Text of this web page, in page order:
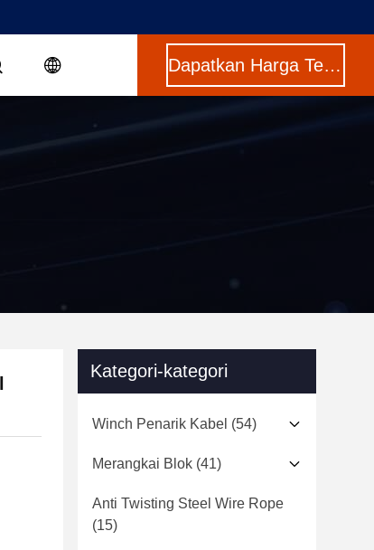
Dapatkan Harga Terbaik
Kategori-kategori
Winch Penarik Kabel (54)
Merangkai Blok (41)
Anti Twisting Steel Wire Rope
(15)